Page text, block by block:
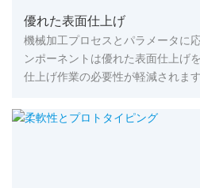
優れた表面仕上げ
機械加工プロセスとパラメータに
ンポーネントは優れた表面仕上げ
仕上げ作業の必要性が軽減されます